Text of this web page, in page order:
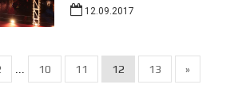
12.09.2017
... 10 11 12 13 »